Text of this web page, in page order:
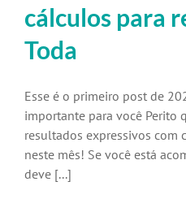
cálculos para
Toda
Esse é o primeiro post de
importante para você Perito
resultados expressivos com
neste mês! Se você está
deve [...]